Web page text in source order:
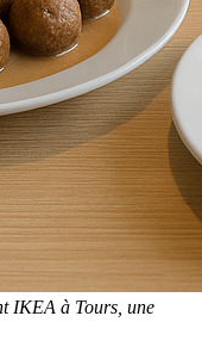
IKEA à Tours, une